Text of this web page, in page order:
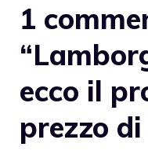
1
ecco il
prezzo di